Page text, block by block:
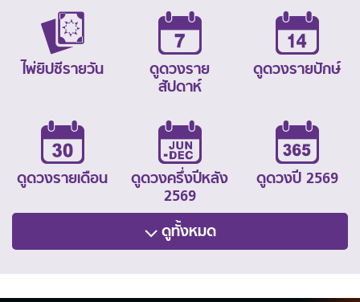
ไพ่ยิปซีรายวัน
ดูดวงราย
สัปดาห์
ดูดวงรายปักษ์
ดูดวงรายเดือน
ดูดวงครึ่งปีหลัง
2569
ดูดวงปี 2569
ดูทั้งหมด